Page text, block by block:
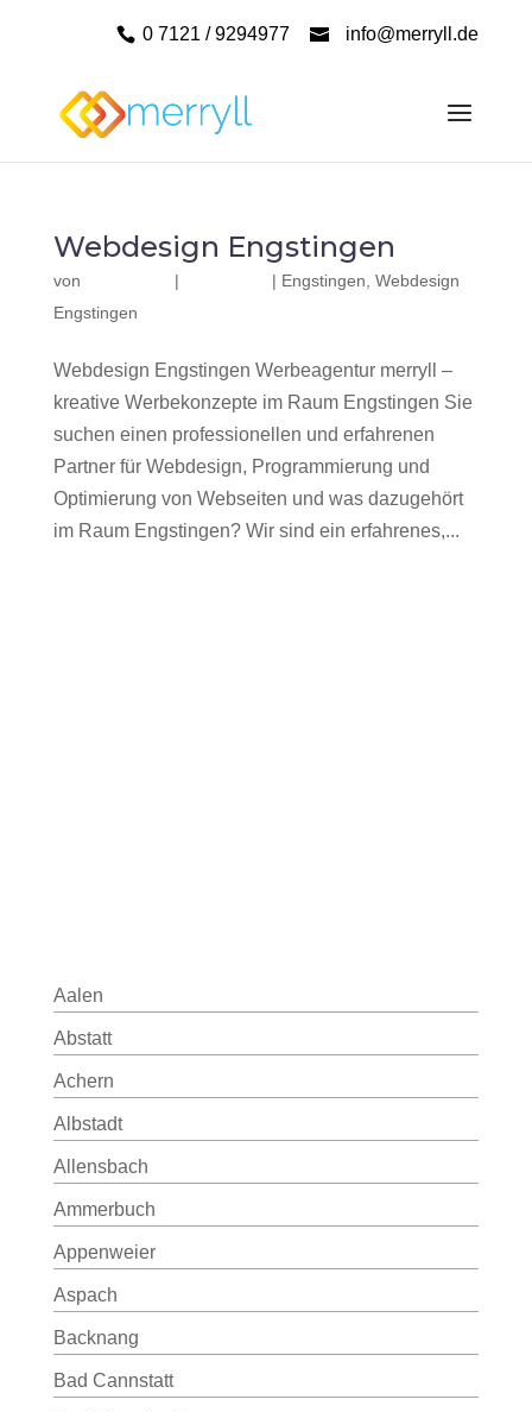
0 7121 / 9294977 info@merryll.de
Webdesign Engstingen
von | | Engstingen Webdesign
Engstingen
Webdesign Engstingen Werbeagentur merryll –
kreative Werbekonzepte im Raum Engstingen Sie
suchen einen professionellen und erfahrenen
Partner für Webdesign, Programmierung und
Optimierung von Webseiten und was dazugehört
im Raum Engstingen? Wir sind ein erfahrenes,...
Aalen
Abstatt
Achern
Albstadt
Allensbach
Ammerbuch
Appenweier
Aspach
Backnang
Bad Cannstatt